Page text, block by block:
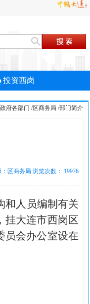
投资西岗
府各部门 /区商务局 /部门简介
：区商务局 浏览次数： 19976
和人员编制有关
挂大连市西岗区
员会办公室设在